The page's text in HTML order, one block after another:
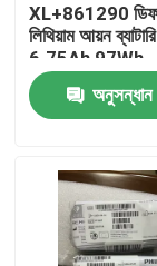
বাড়ি
পণ্য
ভিডিও
XL+861290
লিথিয়াম আয়ন
6.75Ah 97Wh
অনুসন্ধান